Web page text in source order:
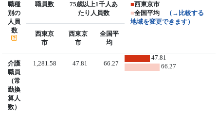
職種
別の
人員
数
職員数
75歳以上1千人あ
たり人員数
■西東京市
■全国平均
（→比較する
地域を変更できます）
西東京
市
西東京
市
全国平
均
介護
職員
（常
勤換
算人
数）
1,281.58 47.81 66.27
47.81
66.27